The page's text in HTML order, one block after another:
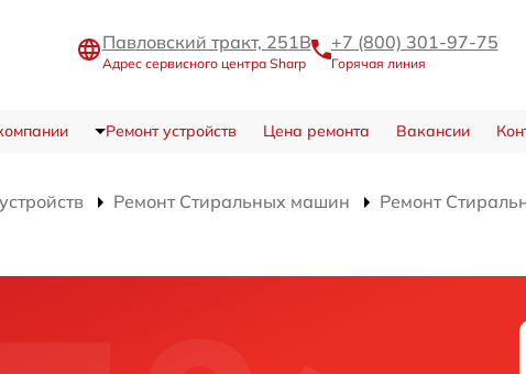
Павловский тракт, 251В
Адрес сервисного центра Sharp
+7 (800) 301-97-75
Горячая линия
Ремонт устройств Цена ремонта Вакансии
Ремонт Стиральных машин
Ремонт